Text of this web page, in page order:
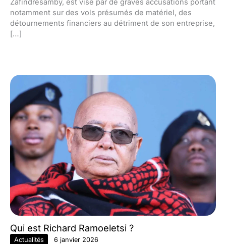
Zafindresamby, est visé par de graves accusations portant
notamment sur des vols présumés de matériel, des
détournements financiers au détriment de son entreprise,
[…]
Qui est Richard Ramoeletsi ?
Actualités 6 janvier 2026